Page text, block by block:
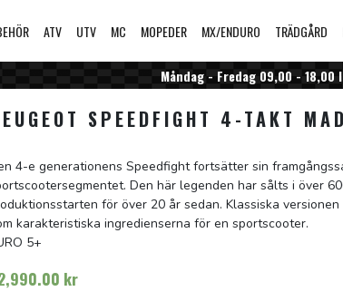
ATV UTV MC MOPEDER MX/ENDURO TRÄDGÅRD
Måndag - Fredag 09,00 -
SPEEDFIGHT 4-TAKT
4-e generationens Speedfight fortsätter sin
Den här legenden har sålts i över
för över 20 år sedan. Klassiska
karakteristiska ingredienserna för en sportscooter.
5+
kr